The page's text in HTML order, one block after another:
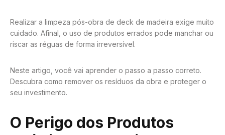
Realizar a limpeza pós-obra de deck de madeira exige muito
cuidado. Afinal, o uso de produtos errados pode manchar ou
riscar as réguas de forma irreversível.
Neste artigo, você vai aprender o passo a passo correto.
Descubra como remover os resíduos da obra e proteger o
seu investimento.
O Perigo dos Produtos